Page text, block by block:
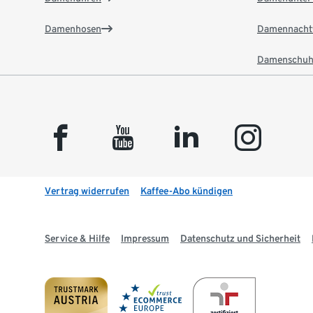
Damenhosen
facebook youtube linkedin instagram
Vertrag widerrufen Kaffee-Abo kündigen
Service & Hilfe Impressum Datenschutz und Sicherheit